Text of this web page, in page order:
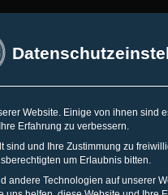
•TORONTO
MEDIA
Website. Einige von ihnen sind
Erfahrung zu verbessern.
sind und Ihre Zustimmung zu
um Erlaubnis bitten.
andere Technologien auf unserer